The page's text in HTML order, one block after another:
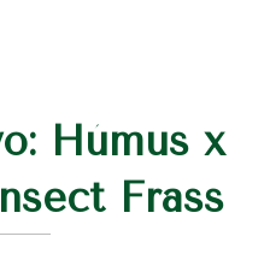
Húmus x
Frass